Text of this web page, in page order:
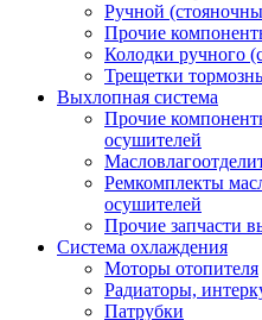
Ручной
Прочие
Колодки ручного
Трещетки
Выхлопная система
Прочие
осушителей
Ремкомплекты
осушителей
Прочие запчасти
Система охлаждения
Моторы отопителя
Радиаторы,
Патрубки